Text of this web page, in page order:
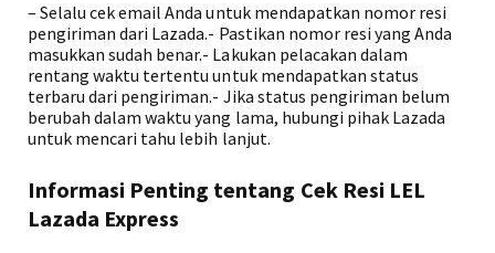
– Selalu cek email Anda untuk mendapatkan nomor resi
pengiriman dari Lazada.- Pastikan nomor resi yang Anda
masukkan sudah benar.- Lakukan pelacakan dalam
rentang waktu tertentu untuk mendapatkan status
terbaru dari pengiriman.- Jika status pengiriman belum
berubah dalam waktu yang lama, hubungi pihak Lazada
untuk mencari tahu lebih lanjut.
Informasi Penting tentang Cek Resi LEL
Lazada Express